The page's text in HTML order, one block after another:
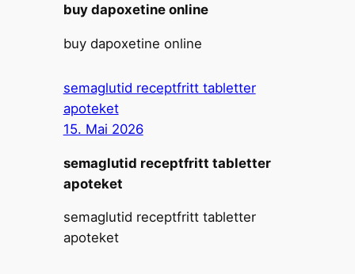
buy dapoxetine online
buy dapoxetine online
semaglutid receptfritt tabletter
apoteket
15. Mai 2026
semaglutid receptfritt tabletter
apoteket
semaglutid receptfritt tabletter
apoteket